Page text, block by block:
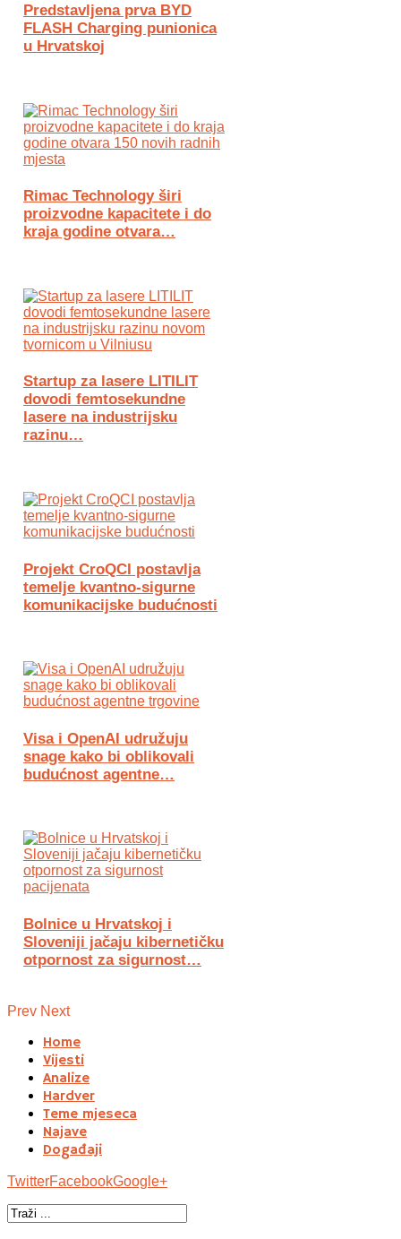
Predstavljena prva BYD
FLASH Charging punionica
u Hrvatskoj
Rimac Technology širi
proizvodne kapacitete i do
kraja godine otvara…
Startup za lasere LITILIT
dovodi femtosekundne
lasere na industrijsku
razinu…
Projekt CroQCI postavlja
temelje kvantno-sigurne
komunikacijske budućnosti
Visa i OpenAI udružuju
snage kako bi oblikovali
budućnost agentne…
Bolnice u Hrvatskoj i
Sloveniji jačaju kibernetičku
otpornost za sigurnost…
Prev Next
Home
Vijesti
Analize
Hardver
Teme mjeseca
Najave
Događaji
TwitterFacebookGoogle+